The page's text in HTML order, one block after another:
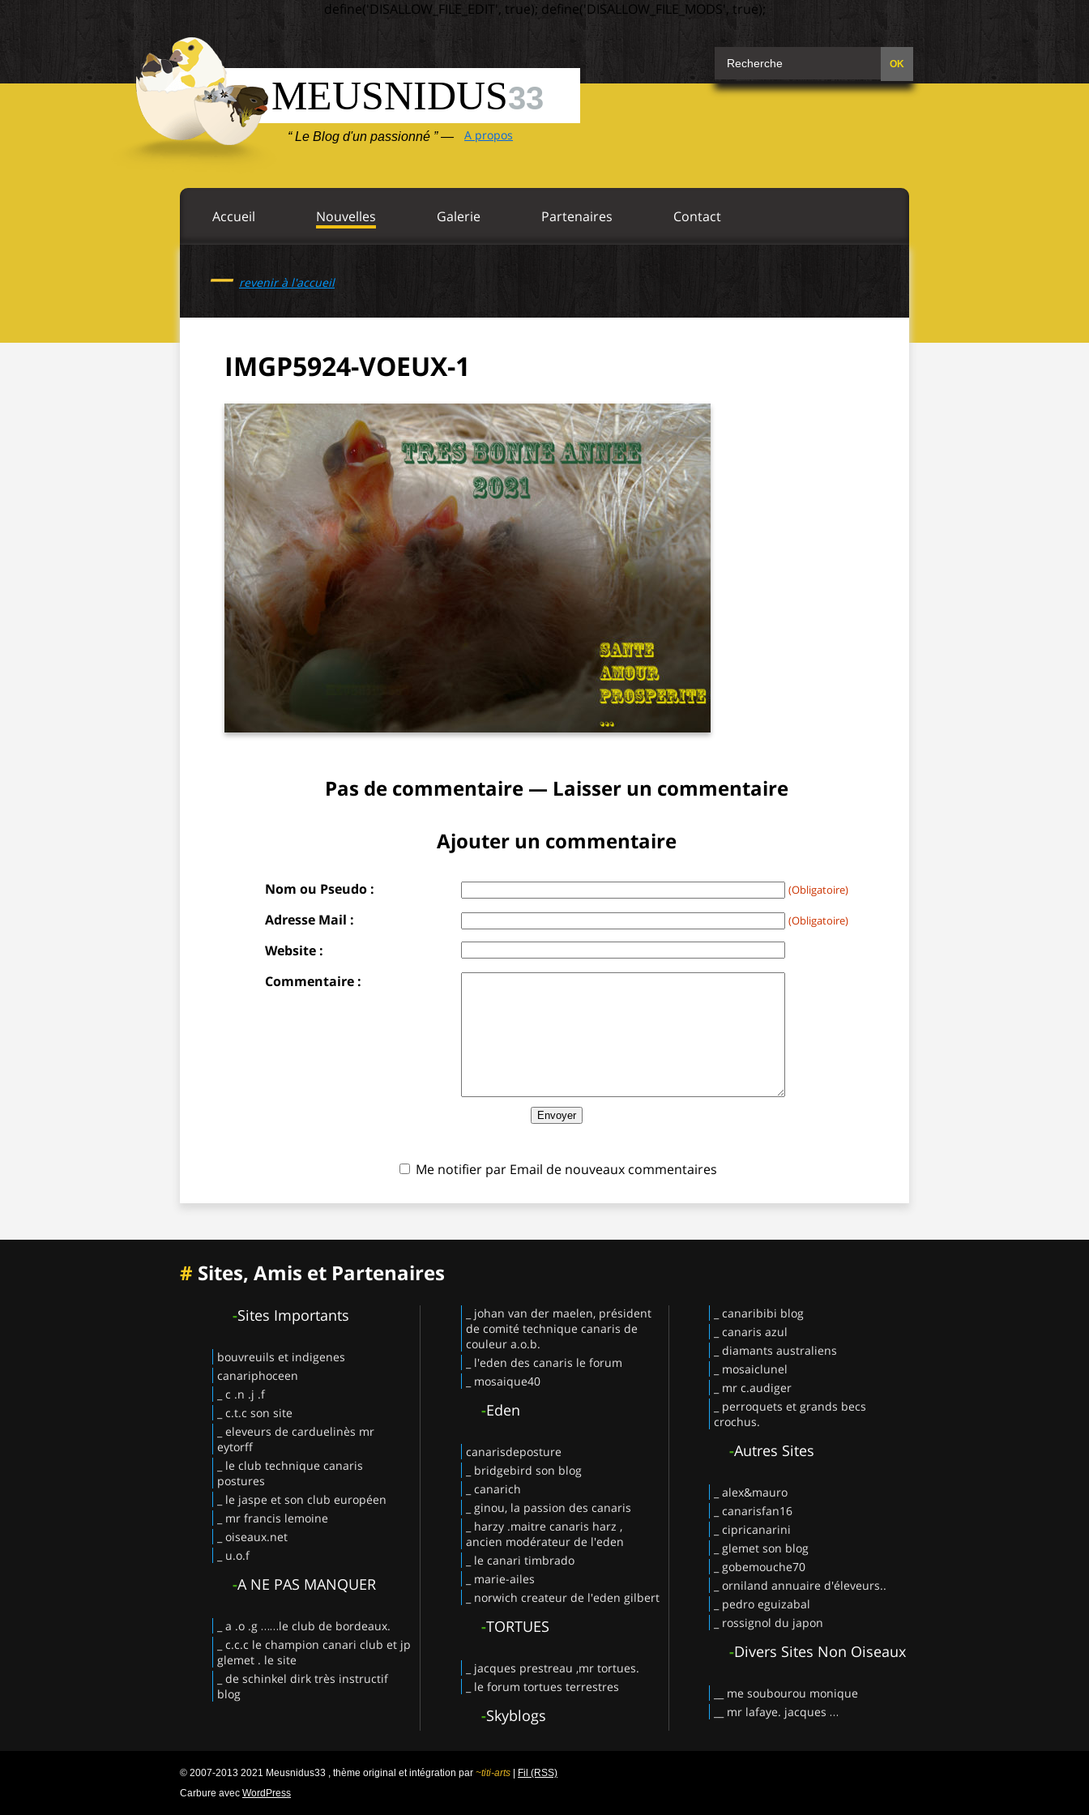
define('DISALLOW_FILE_EDIT', true); define('DISALLOW_FILE_MODS', true);
MEUSNIDUS33
“ Le Blog d'un passionné ” — A propos
Accueil Nouvelles Galerie Partenaires Contact
— revenir à l'accueil
IMGP5924-VOEUX-1
Pas de commentaire — Laisser un commentaire
Ajouter un commentaire
Nom ou Pseudo : (Obligatoire)
Adresse Mail : (Obligatoire)
Website :
Commentaire :
Me notifier par Email de nouveaux commentaires
# Sites, Amis et Partenaires
-Sites Importants
bouvreuils et indigenes
canariphoceen
_ c .n .j .f
_ c.t.c son site
_ eleveurs de carduelinès mr
eytorff
_ le club technique canaris
postures
_ le jaspe et son club européen
_ mr francis lemoine
_ oiseaux.net
_ u.o.f
-A NE PAS MANQUER
_ a .o .g ……le club de bordeaux.
_ c.c.c le champion canari club et jp
glemet . le site
_ de schinkel dirk très instructif
blog
_ johan van der maelen, président
de comité technique canaris de
couleur a.o.b.
_ l'eden des canaris le forum
_ mosaique40
-Eden
canarisdeposture
_ bridgebird son blog
_ canarich
_ ginou, la passion des canaris
_ harzy .maitre canaris harz ,
ancien modérateur de l'eden
_ le canari timbrado
_ marie-ailes
_ norwich createur de l'eden gilbert
-TORTUES
_ jacques prestreau ,mr tortues.
_ le forum tortues terrestres
-Skyblogs
_ canaribibi blog
_ canaris azul
_ diamants australiens
_ mosaiclunel
_ mr c.audiger
_ perroquets et grands becs
crochus.
-Autres Sites
_ alex&mauro
_ canarisfan16
_ cipricanarini
_ glemet son blog
_ gobemouche70
_ orniland annuaire d'éleveurs..
_ pedro eguizabal
_ rossignol du japon
-Divers Sites Non Oiseaux
__ me soubourou monique
__ mr lafaye. jacques …
© 2007-2013 2021 Meusnidus33 , thème original et intégration par ~titi-arts | Fil (RSS)
Carbure avec WordPress